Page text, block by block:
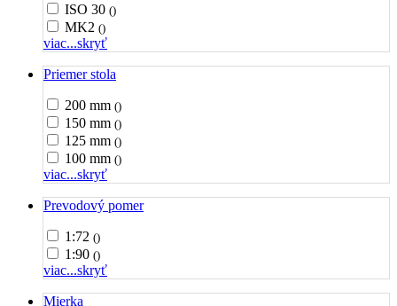
ISO 30 ()
MK2 ()
viac...skryť
Priemer stola
200 mm ()
150 mm ()
125 mm ()
100 mm ()
viac...skryť
Prevodový pomer
1:72 ()
1:90 ()
viac...skryť
Mierka